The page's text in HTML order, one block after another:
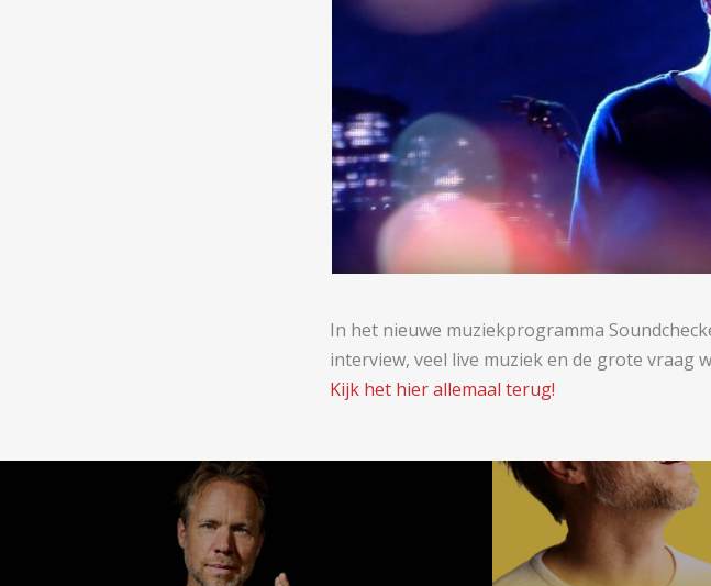
In het nieuwe muziekprogramma
interview, veel live muziek en de grote vraag
Kijk het hier allemaal terug!